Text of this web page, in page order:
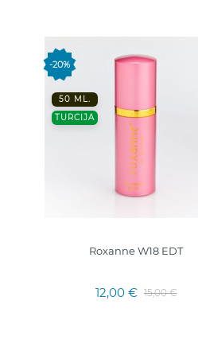
-20%
50 ML.
TURCIJA
Roxanne W18 EDT
12,00 € 15,00 €